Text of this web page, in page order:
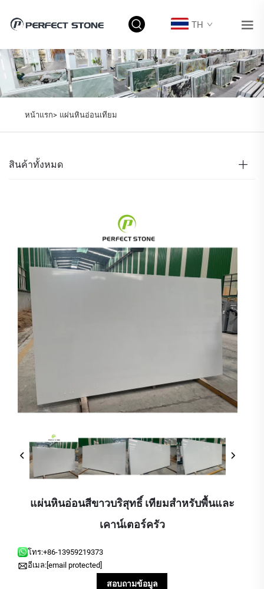
TH
หน้าแรก> แผ่นหินอ่อนเทียม
สินค้าทั้งหมด
แผ่นหินอ่อนสีขาวบริสุทธิ์ เทียมสำหรับพื้นและ
เคาน์เตอร์ครัว
โทร:+86-13959219373
อีเมล: [email protected]
สอบถามข้อมูล